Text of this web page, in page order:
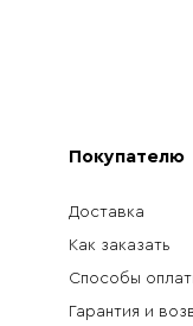
Покупателю
Доставка
Как заказать
Способы
Гарантия и